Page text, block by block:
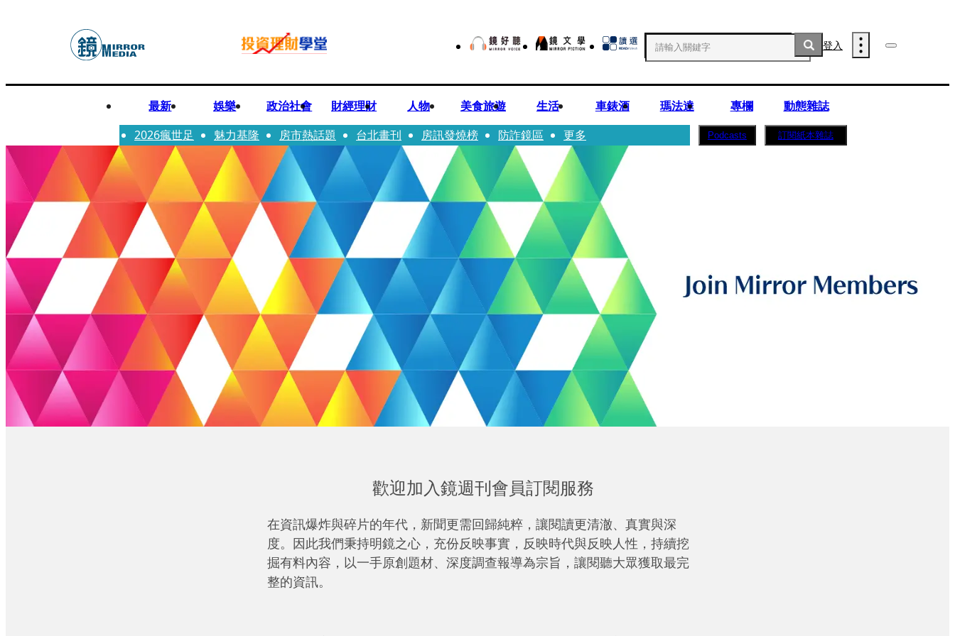
登入
最新 娛樂 政治社會 財經理財 人物 美食旅遊 生活 車錶酒 瑪法達 專欄
動態雜誌
2026瘋世足
魅力基隆 房市熱話題 台北畫刊 房訊發燒榜 防詐鏡區 更多 Podcasts 訂閱紙本雜誌
歡迎加入鏡週刊會員訂閱服務
在資訊爆炸與碎片的年代，新聞更需回歸純粹，讓閱讀更清澈、真實與深
度。因此我們秉持明鏡之心，充份反映事實，反映時代與反映人性，持續挖
掘有料內容，以一手原創題材、深度調查報導為宗旨，讓閱聽大眾獲取最完
整的資訊。